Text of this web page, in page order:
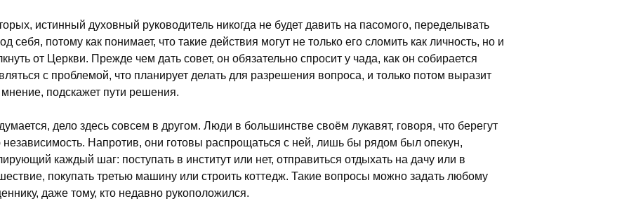
истинный духовный руководитель никогда не будет давить на пасомого, переделывать
себя, потому как понимает, что такие действия могут не только его сломить как личность, но и
от Церкви. Прежде чем дать совет, он обязательно спросит у чада, как он собирается
с проблемой, что планирует делать для разрешения вопроса, и только потом выразит
подскажет пути решения.
дело здесь совсем в другом. Люди в большинстве своём лукавят, говоря, что берегут
Напротив, они готовы распрощаться с ней, лишь бы рядом был опекун,
каждый шаг: поступать в институт или нет, отправиться отдыхать на дачу или в
покупать третью машину или строить коттедж. Такие вопросы можно задать любому
даже тому, кто недавно рукоположился.